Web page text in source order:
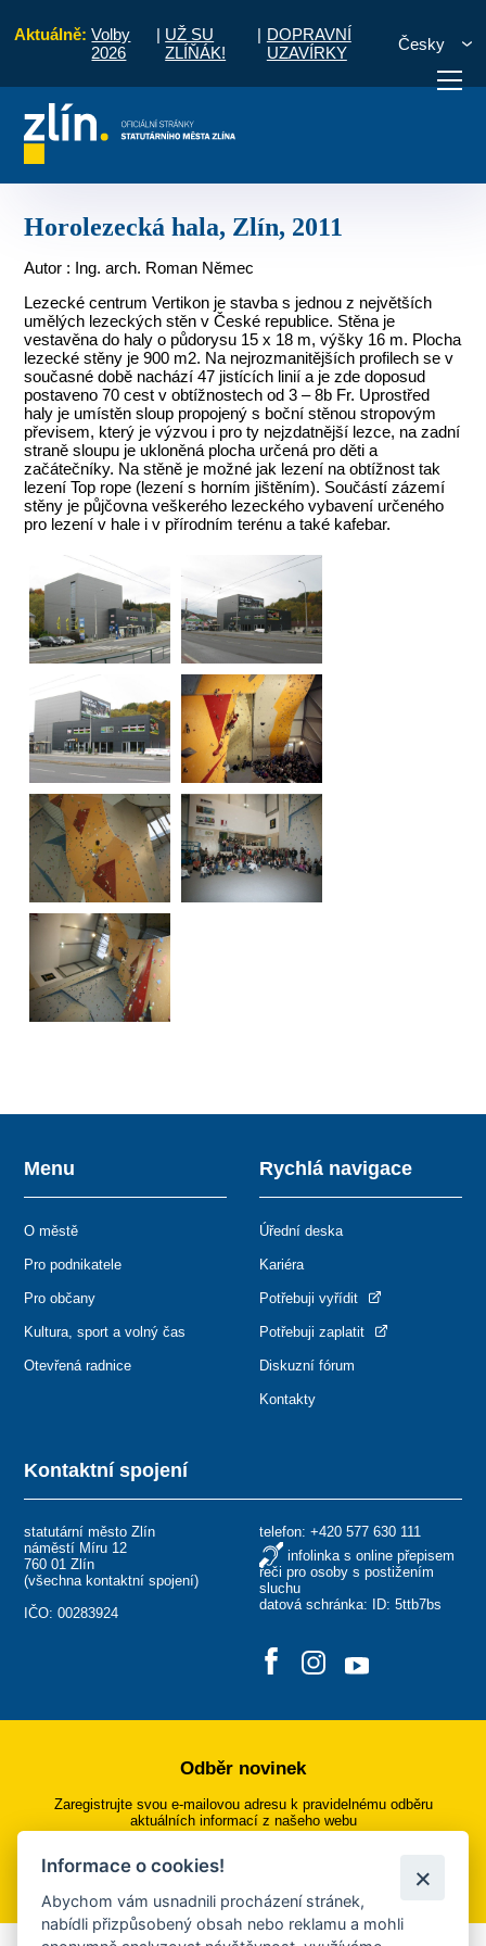
Aktuálně: Volby
2026
| UŽ SU
ZLÍŇÁK!
| DOPRAVNÍ
UZAVÍRKY
Česky
vyřídit Potřebuji zaplatit
Horolezecká hala, Zlín, 2011
Autor : Ing. arch. Roman Němec
Lezecké centrum Vertikon je stavba s jednou z největších
umělých lezeckých stěn v České republice. Stěna je
vestavěna do haly o půdorysu 15 x 18 m, výšky 16 m. Plocha
lezecké stěny je 900 m2. Na nejrozmanitějších profilech se v
současné době nachází 47 jistících linií a je zde doposud
postaveno 70 cest v obtížnostech od 3 – 8b Fr. Uprostřed
haly je umístěn sloup propojený s boční stěnou stropovým
převisem, který je výzvou i pro ty nejzdatnější lezce, na zadní
straně sloupu je ukloněná plocha určená pro děti a
začátečníky. Na stěně je možné jak lezení na obtížnost tak
lezení Top rope (lezení s horním jištěním). Součástí zázemí
stěny je půjčovna veškerého lezeckého vybavení určeného
pro lezení v hale i v přírodním terénu a také kafebar.
Kontaktní spojení
statutární město Zlín
náměstí Míru 12
760 01 Zlín
(všechna kontaktní spojení)
IČO: 00283924
telefon: +420 577 630 111
infolinka s online přepisem
řeči pro osoby s postižením
sluchu
datová schránka: ID: 5ttb7bs
Menu
O městě
Pro podnikatele
Pro občany
Kultura, sport a volný čas
Otevřená radnice
Rychlá navigace
Úřední deska
Kariéra
Potřebuji vyřídit
Potřebuji zaplatit
Diskuzní fórum
Kontakty
Odběr novinek
Zaregistrujte svou e-mailovou adresu k pravidelnému odběru
aktuálních informací z našeho webu
Přihlásit se k odběru
Informace o cookies!
Abychom vám usnadnili procházení stránek,
nabídli přizpůsobený obsah nebo reklamu a mohli